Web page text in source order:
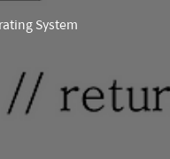
System